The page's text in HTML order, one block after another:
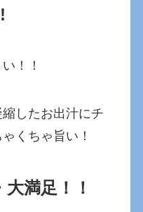
！！
したお出汁にチ
くちゃ旨い！
満足！！